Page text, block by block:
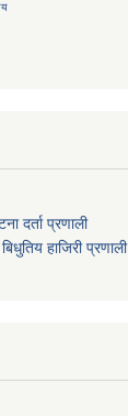
दर्ताप्रणाली
हाजिरी प्रणाली